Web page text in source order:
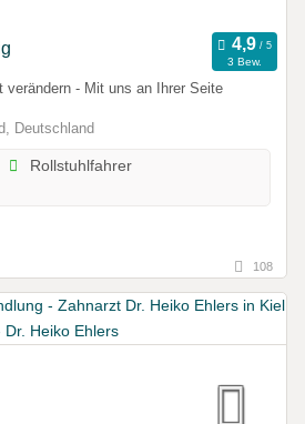
3 Bew.
verändern - Mit uns an Ihrer Seite
Deutschland
Rollstuhlfahrer
108